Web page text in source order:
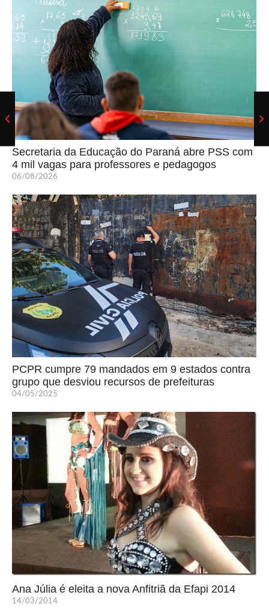
Secretaria da Educação do Paraná abre PSS com
4 mil vagas para professores e pedagogos
06/08/2026
PCPR cumpre 79 mandados em 9 estados contra
grupo que desviou recursos de prefeituras
04/05/2025
Ana Júlia é eleita a nova Anfitriã da Efapi 2014
14/03/2014